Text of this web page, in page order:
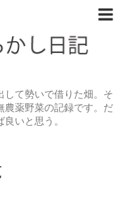
して勢いで借りた畑。そ
農薬野菜の記録です。だ
いと思う。